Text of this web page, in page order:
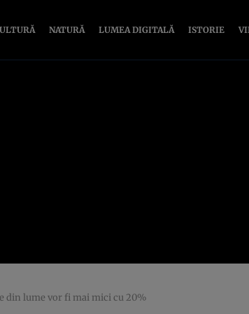
NATURĂ LUMEA DIGITALĂ ISTORIE
din lume vor fi mai mici cu 20%